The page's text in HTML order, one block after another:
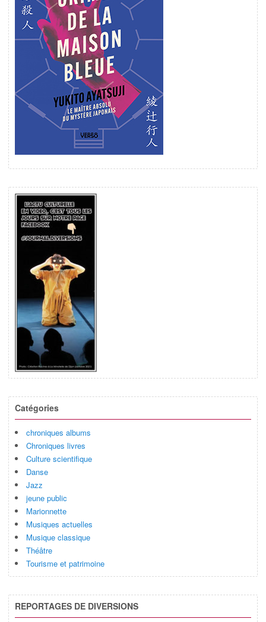
Catégories
chroniques albums
Chroniques livres
Culture scientifique
Danse
Jazz
jeune public
Marionnette
Musiques actuelles
Musique classique
Théâtre
Tourisme et patrimoine
REPORTAGES DE DIVERSIONS